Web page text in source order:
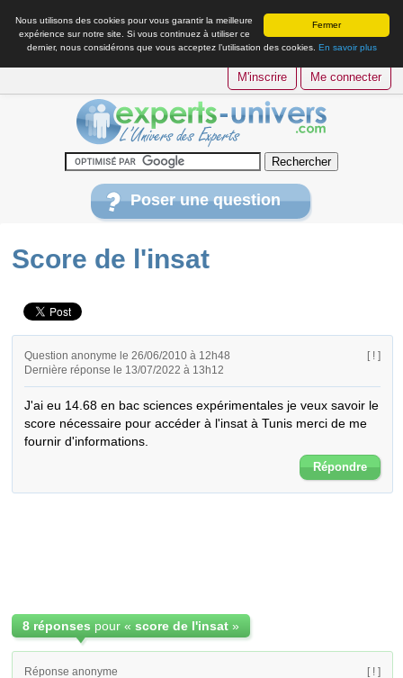
Fermer
Nous utilisons des cookies pour vous garantir la meilleure
expérience sur notre site. Si vous continuez à utiliser ce
dernier, nous considérons que vous acceptez l’utilisation des cookies. En savoir plus
M'inscrire Me connecter
Poser une question
Score de l'insat
Question anonyme le 26/06/2010 à 12h48
Dernière réponse le 13/07/2022 à 13h12
[ ! ]
J'ai eu 14.68 en bac sciences expérimentales je veux savoir le
score nécessaire pour accéder à l'insat à Tunis merci de me
fournir d'informations.
Répondre
8 réponses pour «score de l'insat »
Réponse anonyme
[ ! ]